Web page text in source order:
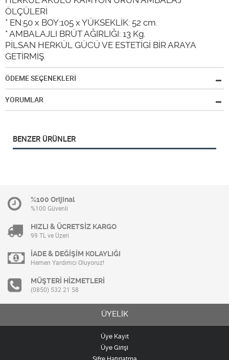
ÖLÇÜLERİ
* EN:50 x BOY:105 x YÜKSEKLİK: 52 cm.
* AMBALAJLI BRÜT AĞIRLIĞI: 13 Kg.
PİLSAN HERKÜL GÜCÜ VE ESTETİGİ BİR ARAYA
GETİRMİŞ
ÖDEME SEÇENEKLERİ
YORUMLAR
BENZER ÜRÜNLER
%100 Orijinal
%100 Güvenli
HIZLI & ÜCRETSİZ KARGO
99 TL ve Üzeri
İADE & DEĞİŞİM KOLAYLIĞI
Hemen Yardımcı Oluyoruz!
MÜŞTERİ HİZMETLERİ
(0850) 532 21 58
ÜYELİK
Üye Kayıt
Üye Girişi